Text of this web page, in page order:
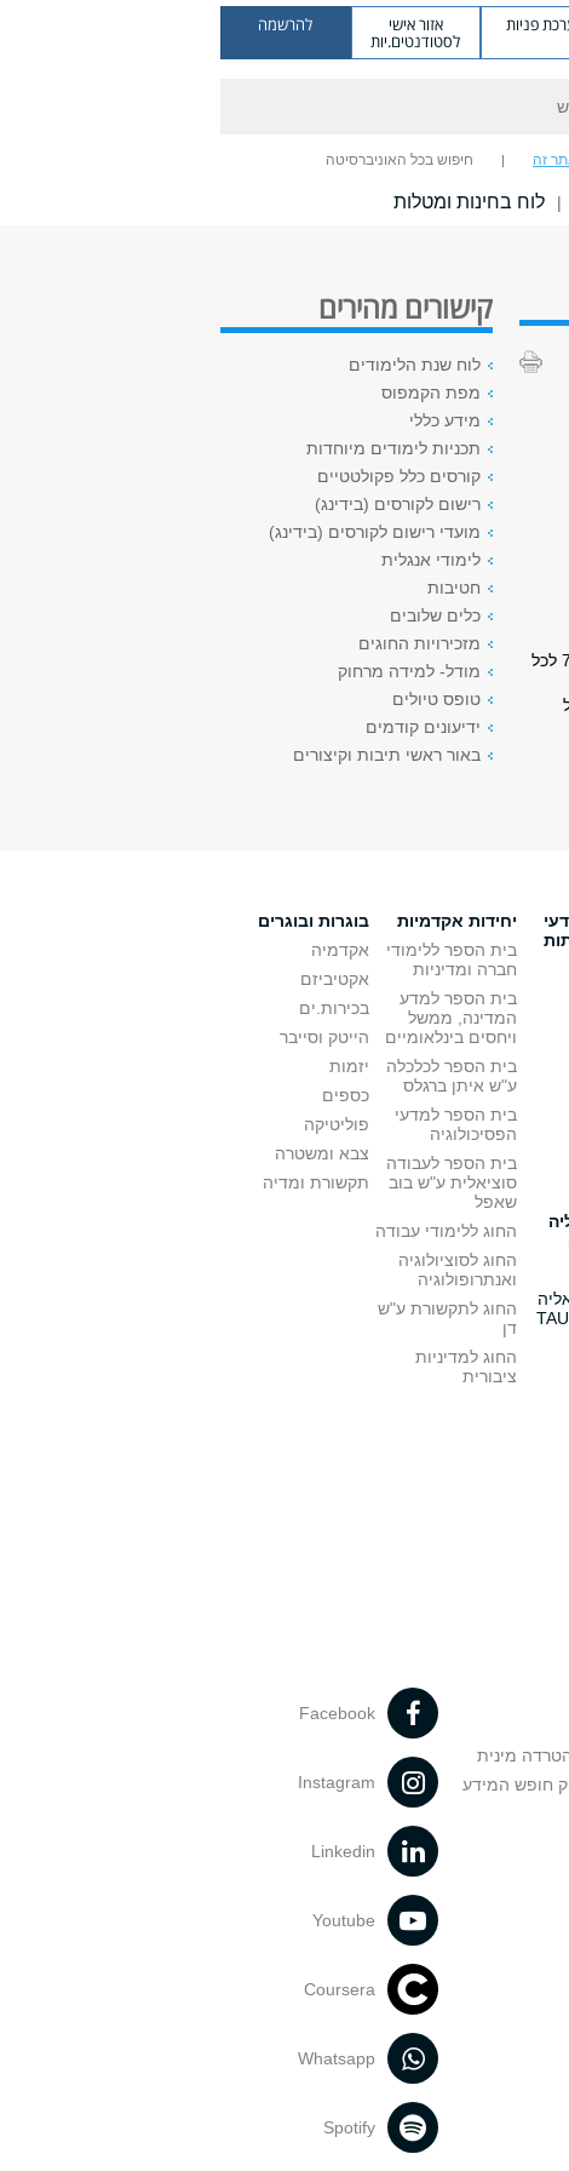
פניות אזור אישי
לסטודנטים.יות
להרשמה
זה חיפוש בכל האוניברסיטה
| לוח בחינות ומטלות
כדי להמשיך בלימודים בחוג, חייב הממוצע המצטבר של ציוני התלמיד/ה בחוג להיות 70 לכל
65 מכלל
קישורים מהירים
לוח שנת הלימודים
מפת הקמפוס
מידע כללי
תכניות לימודים מיוחדות
קורסים כלל פקולטטיים
רישום לקורסים (בידינג)
מועדי רישום לקורסים (בידינג)
לימודי אנגלית
חטיבות
כלים שלובים
מזכירויות החוגים
מודל- למידה מרחוק
טופס טיולים
ידיעונים קודמים
באור ראשי תיבות וקיצורים
יחידות אקדמיות
בית הספר ללימודי
חברה ומדיניות
בית הספר למדע
המדינה, ממשל
ויחסים בינלאומיים
בית הספר לכלכלה
ע"ש איתן ברגלס
בית הספר למדעי
הפסיכולוגיה
בית הספר לעבודה
סוציאלית ע"ש בוב
שאפל
החוג ללימודי עבודה
החוג לסוציולוגיה
ואנתרופולוגיה
החוג לתקשורת ע"ש
דן
החוג למדיניות
ציבורית
בוגרות ובוגרים
אקדמיה
אקטיביזם
בכירות.ים
הייטק וסייבר
יזמות
כספים
פוליטיקה
צבא ומשטרה
תקשורת ומדיה
מינית
חופש המידע
Facebook
Instagram
Linkedin
Youtube
Coursera
Whatsapp
Spotify